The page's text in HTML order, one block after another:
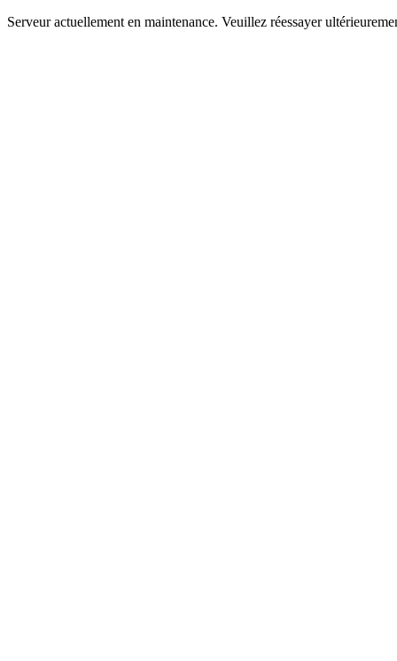
Serveur actuellement en maintenance. Veuillez réessayer